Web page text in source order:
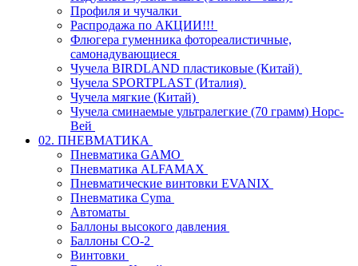
Профиля и чучалки
Распродажа по АКЦИИ!!!
Флюгера гуменника фотореалистичные,
самонадувающиеся
Чучела BIRDLAND пластиковые (Китай)
Чучела SPORTPLAST (Италия)
Чучела мягкие (Китай)
Чучела сминаемые ультралегкие (70 грамм) Норс-
Вей
02. ПНЕВМАТИКА
Пневматика GAMO
Пневматика ALFAMAX
Пневматические винтовки EVANIX
Пневматика Cyma
Автоматы
Баллоны высокого давления
Баллоны СО-2
Винтовки